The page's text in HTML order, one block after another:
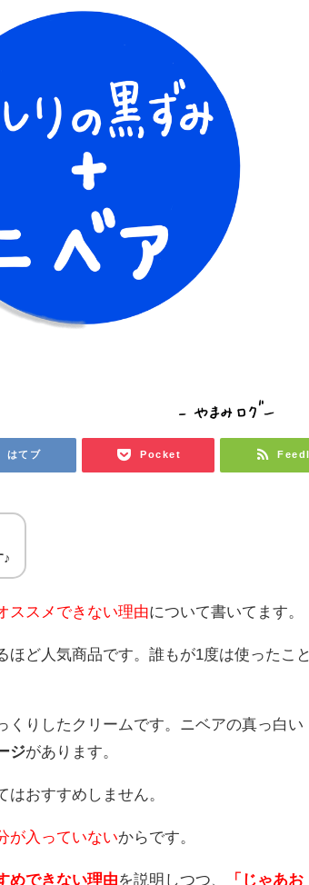
はてブ Pocket
ススメできない理由について書いてます。
ほど人気商品です。誰もが1度は使ったこ
くりしたクリームです。ニベアの真っ白い
ジがあります。
おすすめしません。
が入っていないからです。
めできない理由を説明しつつ、
「じゃあお